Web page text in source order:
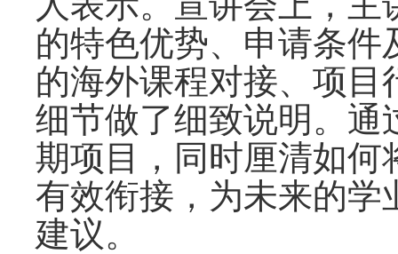
的特色优势、申请条件
的海外课程对接、项
细节做了细致说明 。通
期项目，同时厘清如何
有效衔接，为未来的学
建议。